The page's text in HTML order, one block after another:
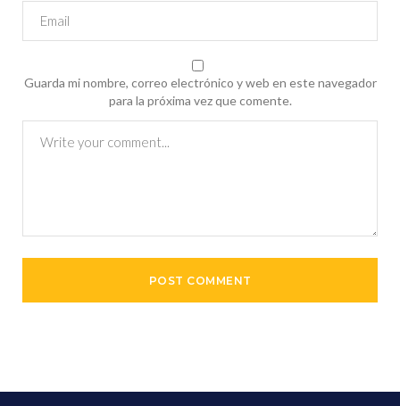
Guarda mi nombre, correo electrónico y web en este navegador
para la próxima vez que comente.